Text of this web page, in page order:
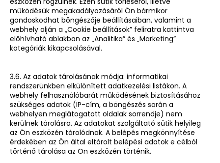
működésük megakadályozásáról Ön bármikor
gondoskodhat böngészője beállításaiban, valamint a
webhely alján a „Cookie beállítások” feliratra kattintva
előhívható ablakban az „Analitika” és „Marketing”
kategóriák kikapcsolásával.
3.6. Az adatok tárolásának módja: informatikai
rendszerünkben elkülönített adatkezelési listákon. A
webhely felhasználóbarát működésének biztosításához
szükséges adatok (IP-cím, a böngészés során a
webhelyen meglátogatott oldalak sorrendje) nem
kerülnek tárolásra. Az adatokat szolgáltató sütik helyileg
az Ön eszközén tárolódnak. A belépés megkönnyítése
érdekében az Ön által eltárolt belépési adatok e célból
történő tárolása az Ön eszközén történik.